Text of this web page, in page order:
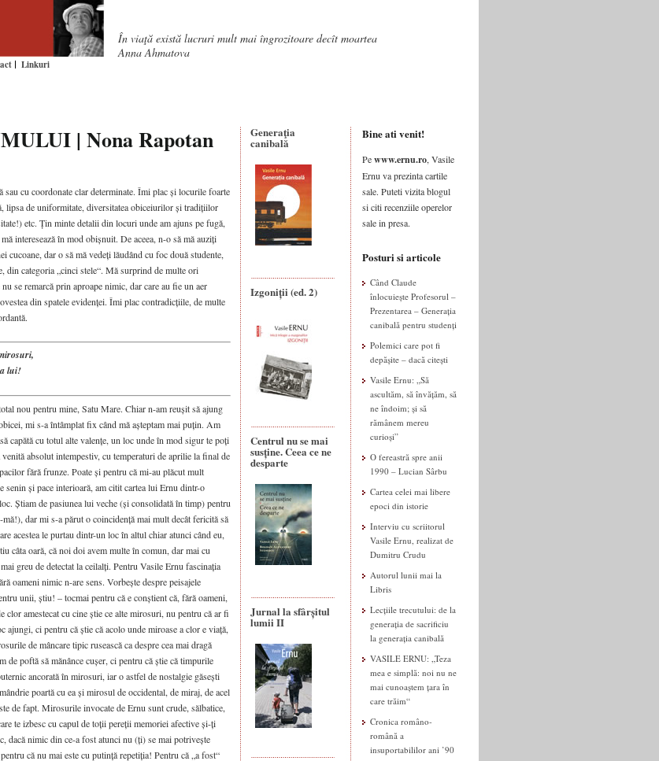
Linkuri
În viaţă există lucruri mult mai îngrozitoare decît moartea
Anna Ahmatova
| Nona Rapotan
cu coordonate clar determinate. Îmi plac și locurile foarte
lipsa de uniformitate, diversitatea obiceiurilor și tradițiilor
etc. Țin minte detalii din locuri unde am ajuns pe fugă,
interesează în mod obișnuit. De aceea, n-o să mă auziți
cucoane, dar o să mă vedeți lăudând cu foc două studente,
din categoria „cinci stele“. Mă surprind de multe ori
se remarcă prin aproape nimic, dar care au fie un aer
din spatele evidenței. Îmi plac contradicțiile, de multe
a lui!
nou pentru mine, Satu Mare. Chiar n-am reușit să ajung
mi s-a întâmplat fix când mă așteptam mai puțin. Am
capătă cu totul alte valențe, un loc unde în mod sigur te poți
absolut intempestiv, cu temperaturi de aprilie la final de
fără frunze. Poate și pentru că mi-au plăcut mult
senin și pace interioară, am citit cartea lui Ernu dintr-o
Știam de pasiunea lui veche (și consolidată în timp) pentru
mă!), dar mi s-a părut o coincidență mai mult decât fericită să
acestea le purtau dintr-un loc în altul chiar atunci când eu,
câta oară, că noi doi avem multe în comun, dar mai cu
greu de detectat la ceilalți. Pentru Vasile Ernu fascinația
oameni nimic n-are sens. Vorbește despre peisajele
unii, știu! – tocmai pentru că e conștient că, fără oameni,
amestecat cu cine știe ce alte mirosuri, nu pentru că ar fi
ci pentru că știe că acolo unde miroase a clor e viață,
de mâncare tipic rusească ca despre cea mai dragă
de poftă să mănânce cușer, ci pentru că știe că timpurile
ancorată în mirosuri, iar o astfel de nostalgie găsești
poartă cu ea și mirosul de occidental, de miraj, de acel
de fapt. Mirosurile invocate de Ernu sunt crude, sălbatice,
te izbesc cu capul de toții pereții memoriei afective și-ți
dacă nimic din ce-a fost atunci nu (ți) se mai potrivește
că nu mai este cu putință repetiția! Pentru că „a fost“
Generaţia
canibală
Izgoniții (ed. 2)
Centrul nu se mai
susține. Ceea ce ne
desparte
Jurnal la sfârșitul
lumii II
Bine ati venit!
Pewww.ernu.ro, Vasile
Ernu va prezinta cartile
sale. Puteti vizita blogul
si citi recenziile operelor
sale in presa.
Posturi si articole
Când Claude
înlocuiește Profesorul –
Prezentarea – Generația
canibală pentru studenți
Polemici care pot fi
depășite – dacă citești
Vasile Ernu: „Să
ascultăm, să învățăm, să
ne îndoim; și să
rămânem mereu
curioși”
O fereastră spre anii
1990 – Lucian Sârbu
Cartea celei mai libere
epoci din istorie
Interviu cu scriitorul
Vasile Ernu, realizat de
Dumitru Crudu
Autorul lunii mai la
Libris
Lecțiile trecutului: de la
generația de sacrificiu
la generația canibală
VASILE ERNU: „Teza
mea e simplă: noi nu ne
mai cunoaștem țara în
care trăim“
Cronica româno-
română a
insuportabililor ani ’90